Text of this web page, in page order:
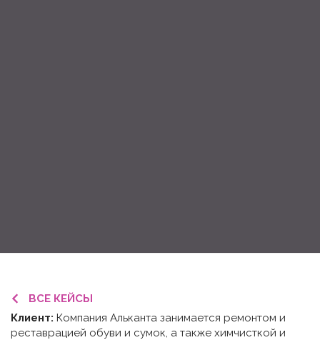
ВСЕ КЕЙСЫ
Клиент: Компания Альканта занимается ремонтом и
реставрацией обуви и сумок, а также химчисткой и